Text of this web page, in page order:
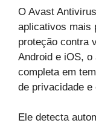
O Avast
aplicativos mais
proteção contra
Android e iOS, o
completa em
de privacidade
Ele detecta